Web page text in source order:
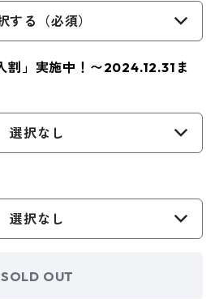
する（必須）
割」実施中！〜2024.12.31ま
選択なし
選択なし
SOLD OUT